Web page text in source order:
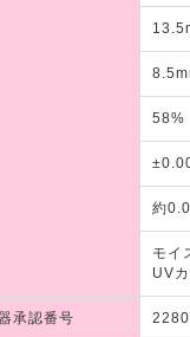
58%
約
モイ
UV
承認番号